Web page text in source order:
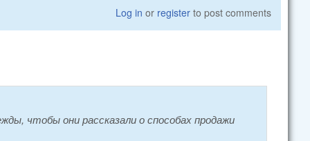
Log in or register to post comments
чтобы они рассказали о способах продажи